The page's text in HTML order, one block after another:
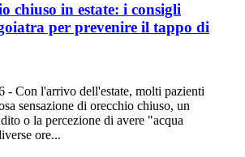
chiuso in estate: i consigli
per prevenire il tappo di
Con l'arrivo dell'estate, molti pazienti
sensazione di orecchio chiuso, un
o la percezione di avere "acqua
ore...